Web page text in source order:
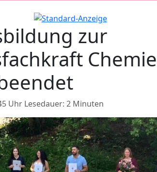
zur
Chemie
Uhr Lesedauer: 2 Minuten